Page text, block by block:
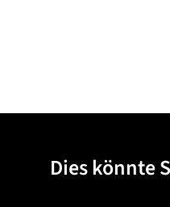
Dies könnte